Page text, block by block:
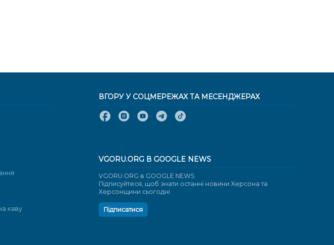
каву
ВГОРУ У СОЦМЕРЕЖАХ ТА МЕСЕНДЖЕРАХ
VGORU.ORG В GOOGLE NEWS
VGORU.ORG в GOOGLE NEWS
Підписуйтеся, щоб знати останні новини Херсона та
Херсонщини сьогодні
Підписатися